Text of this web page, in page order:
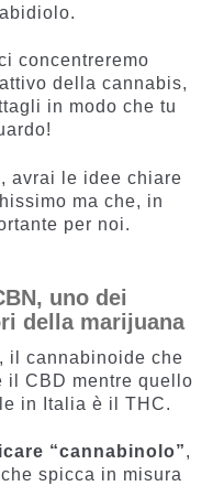
concentreremo
della cannabis,
in modo che tu
avrai le idee chiare
ma che, in
per noi.
uno dei
della marijuana
il cannabinoide che
il CBD mentre quello
in Italia è il THC.
“cannabinolo”,
spicca in misura